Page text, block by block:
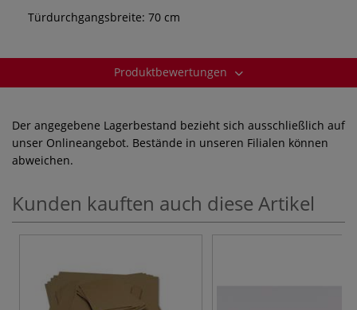
Türdurchgangsbreite: 70 cm
Produktbewertungen
Der angegebene Lagerbestand bezieht sich ausschließlich auf
unser Onlineangebot. Bestände in unseren Filialen können
abweichen.
Kunden kauften auch diese Artikel